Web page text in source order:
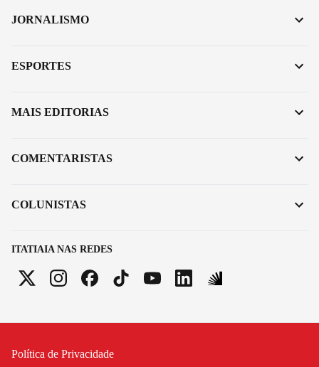
ITATIAIA NAS REDES
JORNALISMO
ESPORTES
MAIS EDITORIAS
COMENTARISTAS
COLUNISTAS
Política de Privacidade